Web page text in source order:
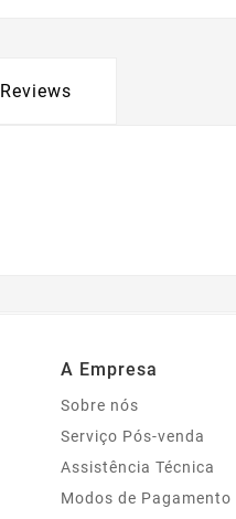
Reviews
A Empresa
Sobre nós
Serviço Pós-venda
Assistência Técnica
Modos de Pagamento